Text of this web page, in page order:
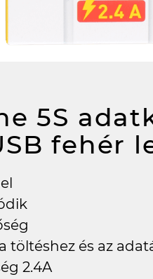
5S
fehér
töltéshez és az
2.4A